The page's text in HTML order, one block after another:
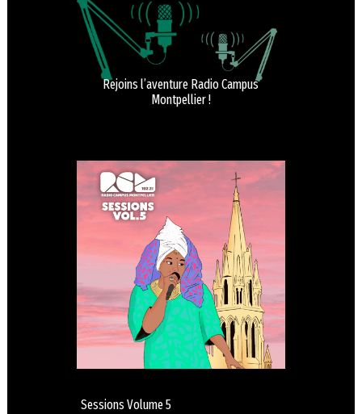
Rejoins l’aventure Radio Campus
Montpellier !
Sessions Volume 5